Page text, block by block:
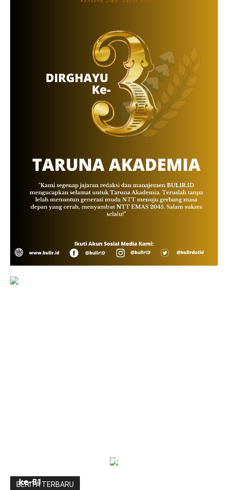
BERITA TERBARU
Menapak Jejak Bung Hatta, Makam Sang
ke-81